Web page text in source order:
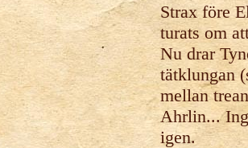
Strax före
turats om
Nu drar
tätklungan
mellan
Ahrlin...
igen.